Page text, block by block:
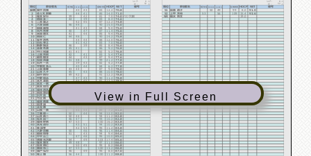
View in Full Screen
100 11.2 88.8
50 尾上 博 56 44
87.0
49 城戸 弘行 46 49 95 8.0
100 13.2 86.8
48 栗田 祐二 47 53
86.8
47 坂本 明仁 50 45 95 8.2
97 11.0 86.0
46 堀本 博文 49 48
85.6
45 嶋屋 光次郎 54 49 103 17.4
95 10.0 85.0
44 中平 公二 47 48
84.6
43 脇田 慎弥 51 43 94 9.4
96 11.4 84.6
42 大野 貴敏 50 46
83.8
41 泉 昌孝 42 53 95 11.2
94 10.2 83.8
40 末光 貞行 43 51
83.8
39 篠﨑 幹男 47 53 100 16.2
93 10.2 82.8
38 松本 昌一 46 47
82.8
37 山本 純二 50 44 94 11.2
94 12.0 82.0
36 工藤 俊一 50 44
81.8
35 山根 一善 89 7.2
89 7.2 81.8
34 永見 勝 46 43
81.8
33 島津 誠 51 44 95 13.2
97 16.0 81.0
32 篠原 晴美
80.6
31 弓立 剛 96 15.4
97 17.0 80.0
30 沢井 真
29 岩田 博史
28 篠﨑 靖浩
27 岡本 如司
26 岩本 一男
78.8
25 米木 凌助 46 45 91 12.2
90 11.2 78.8
24 中野 昭示 47 43
78.8
23 田中 則行 49 42 91 12.2
88 10.0 78.0
22 山本 久子 45 43
78.0
21 上田 重春 43 44 87 9.0
84 6.2 77.8
20 宇都宮 浩人 40 44
77.8
19 石井 一夫 39 43 82 4.2
99 21.2 77.8
18 松田 良雄 51 48
77.6
17 菊地 毅洋 44 43 87 9.4
83 5.4 77.6
16 上田 利昭 42 41
76.8
15 中川 祝雄 41 41 82 5.2
86 9.2 76.8
14 金森 秀満 45 41
76.6
13 新野 賴正 46 39 85 8.4
83 7.0 76.0
12 白石 幸江 41 42
76.0
11 安井 清秀 44 44 88 12.0
90 14.2 75.8
10 岡田 仁 44 46
75.6
9 米田 博文 41 44 85 9.4
87 11.4 75.6
8 矢内 利幸 40 47
75.0
7 田頭 康和 41 43 84 9.0
90 15.0 75.0
6 大塚 興恵 46 44
74.8
5 二宮 繁之 42 45 87 12.2
83 8.4 74.6
4 橋田 友一 44 39
19.0
74.0 ベスグロ賞 NR 脇水 將文
93.6
3
福本 好行 39 42 81 7.0
53 56 109 15.4
85 14.0 71.0 52 上甲 芳裕
2 佐々木 則敏 44 41
49 99 8.0 91.0
70.8 51 島瀬 靖子 50
NET 備考
優勝 畑中 貴博 40 43 83 12.2
KING QUEEN GROSS HDCP
GROSS HDCP NET 備考 順位 参加者名
順位 参加者名 KING QUEEN
52 52